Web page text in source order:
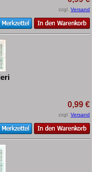
zzgl. Versand
0,99 €
zzgl. Versand